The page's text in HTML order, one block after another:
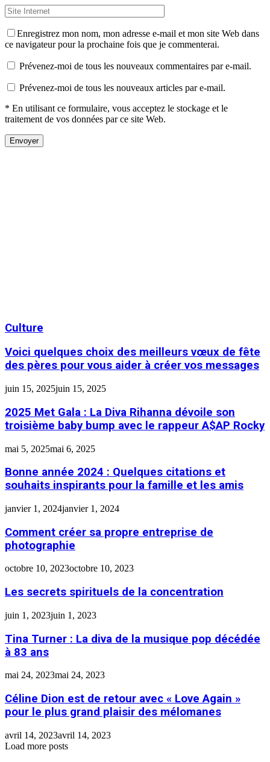
Enregistrez mon nom, mon adresse e-mail et mon site Web dans
ce navigateur pour la prochaine fois que je commenterai.
Prévenez-moi de tous les nouveaux commentaires par e-mail.
Prévenez-moi de tous les nouveaux articles par e-mail.
* En utilisant ce formulaire, vous acceptez le stockage et le
traitement de vos données par ce site Web.
Culture
Voici quelques choix des meilleurs vœux de fête
des pères pour vous aider à créer vos messages
juin 15, 2025juin 15, 2025
2025 Met Gala : La Diva Rihanna dévoile son
troisième baby bump avec le rappeur A$AP Rocky
mai 5, 2025mai 6, 2025
Bonne année 2024 : Quelques citations et
souhaits inspirants pour la famille et les amis
janvier 1, 2024janvier 1, 2024
Comment créer sa propre entreprise de
photographie
octobre 10, 2023octobre 10, 2023
Les secrets spirituels de la concentration
juin 1, 2023juin 1, 2023
Tina Turner : La diva de la musique pop décédée
à 83 ans
mai 24, 2023mai 24, 2023
Céline Dion est de retour avec « Love Again »
pour le plus grand plaisir des mélomanes
avril 14, 2023avril 14, 2023
Load more posts